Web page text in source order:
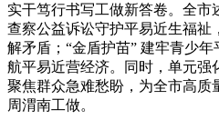
实干笃行书写工做新答卷。全市
查察公益诉讼守护平易近生福祉
解矛盾；“金盾护苗” 建牢青少
航平易近营经济。同时，单元强
聚焦群众急难愁盼，为全市高质
周渭南工做。